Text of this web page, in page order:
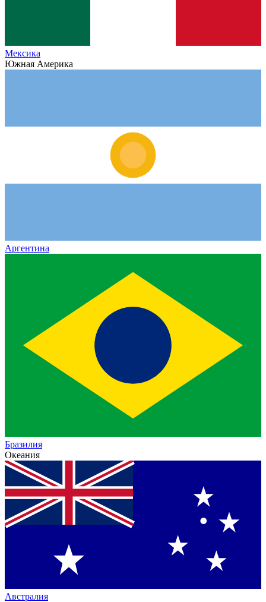
Мексика
Южная Америка
Аргентина
Бразилия
Океания
Австралия